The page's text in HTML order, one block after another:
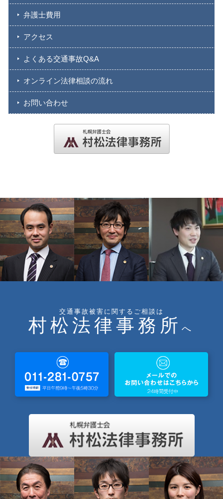
弁護士費用
アクセス
よくある交通事故Q&A
オンライン法律相談の流れ
お問い合わせ
交通事故被害に関するご相談は
村松法律事務所 へ